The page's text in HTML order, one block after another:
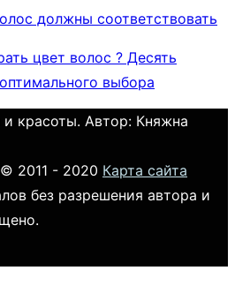
цвет волос ? Десять
выбора
красоты. Автор: Княжна
2011 - 2020 Карта сайта
без разрешения автора и